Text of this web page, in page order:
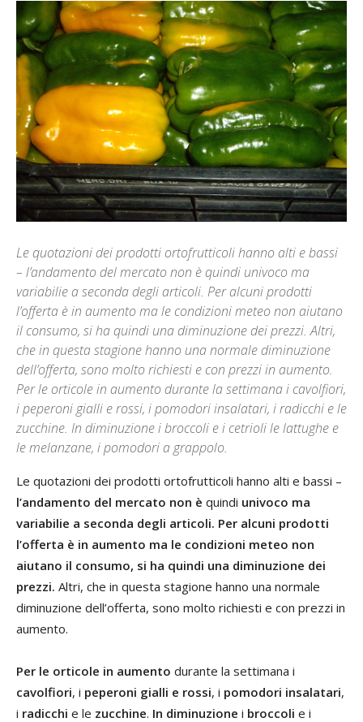
Le quotazioni dei prodotti ortofrutticoli hanno alti e bassi
– l’andamento del mercato non è quindi univoco ma
variabilie a seconda degli articoli. Per alcuni prodotti
l’offerta è in aumento ma le condizioni meteo non aiutano
il consumo, si ha quindi una diminuzione dei prezzi. Altri,
che in questa stagione hanno una normale diminuzione
dell’offerta, sono molto richiesti e con prezzi in aumento.
Per le orticole in aumento durante la settimana i cavolfiori,
i peperoni gialli e rossi, i pomodori insalatari, i radicchi e le
zucchine. In diminuzione i broccoli e i cetrioli le lattughe e
le melanzane, i pomodori a grappolo.
Le quotazioni dei prodotti ortofrutticoli hanno alti e bassi –
l’andamento del mercato non è quindi univoco ma
variabilie a seconda degli articoli. Per alcuni prodotti
l’offerta è in aumento ma le condizioni meteo non
aiutano il consumo, si ha quindi una diminuzione dei
prezzi. Altri, che in questa stagione hanno una normale
diminuzione dell’offerta, sono molto richiesti e con prezzi in
aumento.
Per le orticole in aumento durante la settimana i
cavolfiori, i peperoni gialli e rossi, i pomodori insalatari,
i radicchi e le zucchine. In diminuzione i broccoli e i